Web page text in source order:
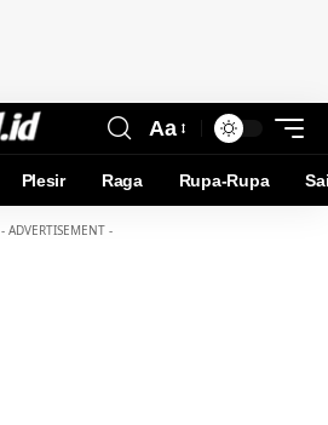
Aa
Plesir Raga Rupa-Rupa
- ADVERTISEMENT -